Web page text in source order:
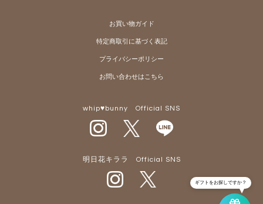
お買い物ガイド
特定商取引に基づく表記
プライバシーポリシー
お問い合わせはこちら
whip♥bunny Official SNS
明日花キララ Official SNS
ギフトをお探しですか？